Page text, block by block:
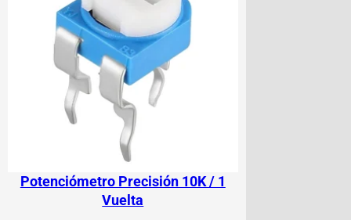
Potenciómetro Precisión 10K / 1
Vuelta